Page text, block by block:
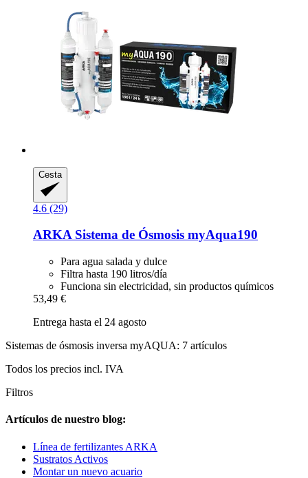
Cesta
4.6 (29)
ARKASistema de Ósmosis myAqua190
Para agua salada y dulce
Filtra hasta 190 litros/día
Funciona sin electricidad, sin productos químicos
53,49 €
Entrega hasta el 24 agosto
Sistemas de ósmosis inversa myAQUA: 7 artículos
Todos los precios incl. IVA
Filtros
Artículos de nuestro blog:
Línea de fertilizantes ARKA
Sustratos Activos
Montar un nuevo acuario